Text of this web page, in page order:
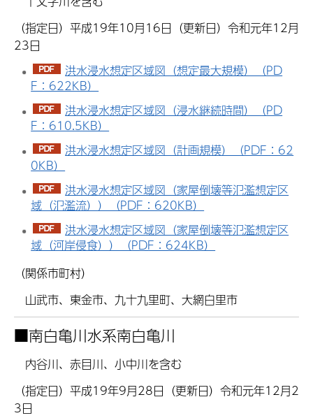
（指定日）平成19年10月16日（更新日）令和元年12月
23日
洪水浸水想定区域図（想定最大規模）（PD
F：622KB）
洪水浸水想定区域図（浸水継続時間）（PD
F：610.5KB）
洪水浸水想定区域図（計画規模）（PDF：62
0KB）
洪水浸水想定区域図（家屋倒壊等氾濫想定区
域（氾濫流））（PDF：620KB）
洪水浸水想定区域図（家屋倒壊等氾濫想定区
域（河岸侵食））（PDF：624KB）
（関係市町村）
山武市、東金市、九十九里町、大網白里市
■南白亀川水系南白亀川
内谷川、赤目川、小中川を含む
（指定日）平成19年9月28日（更新日）令和元年12月2
3日